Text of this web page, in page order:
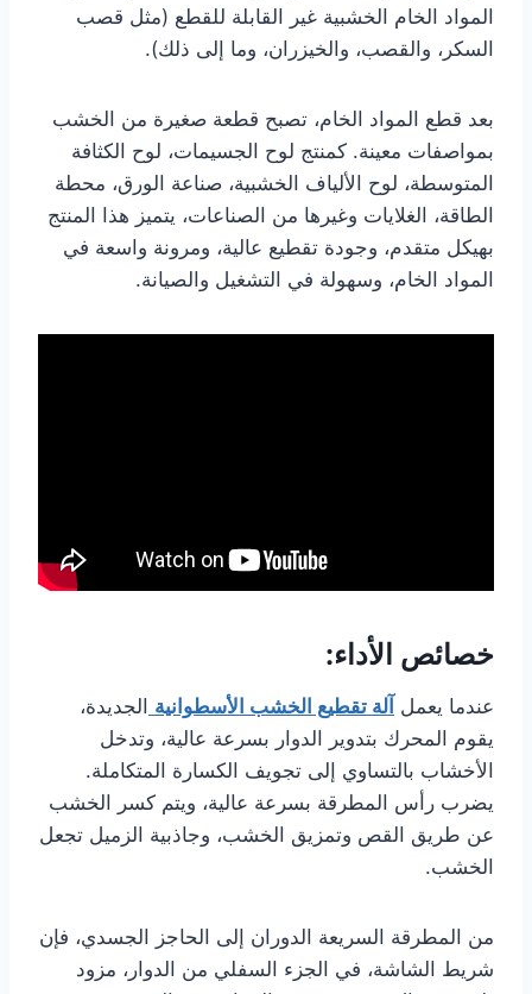
المواد الخام الخشبية غير القابلة للقطع (مثل قصب
السكر، والقصب، والخيزران، وما إلى ذلك).
بعد قطع المواد الخام، تصبح قطعة صغيرة من الخشب
بمواصفات معينة. كمنتج لوح الجسيمات، لوح الكثافة
المتوسطة، لوح الألياف الخشبية، صناعة الورق، محطة
الطاقة، الغلايات وغيرها من الصناعات، يتميز هذا المنتج
بهيكل متقدم، وجودة تقطيع عالية، ومرونة واسعة في
المواد الخام، وسهولة في التشغيل والصيانة.
خصائص الأداء:
عندما يعمل آلة تقطيع الخشب الأسطوانية الجديدة،
يقوم المحرك بتدوير الدوار بسرعة عالية، وتدخل
الأخشاب بالتساوي إلى تجويف الكسارة المتكاملة.
يضرب رأس المطرقة بسرعة عالية، ويتم كسر الخشب
عن طريق القص وتمزيق الخشب، وجاذبية الزميل تجعل
الخشب.
من المطرقة السريعة الدوران إلى الحاجز الجسدي، فإن
شريط الشاشة، في الجزء السفلي من الدوار، مزود